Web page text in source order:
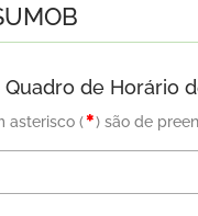
de Horário
asterisco ( ) são de